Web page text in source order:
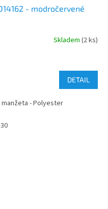
- modročervené
Skladem (2 ks)
DETAIL
- Polyester
30